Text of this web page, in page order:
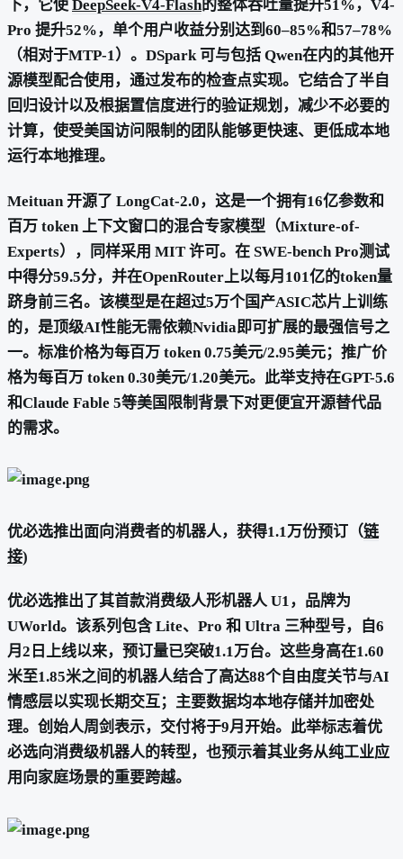
下，它使 DeepSeek-V4-Flash的整体吞吐量提升51%，V4-
Pro 提升52%，单个用户收益分别达到60–85%和57–78%
（相对于MTP-1）。DSpark 可与包括 Qwen在内的其他开
源模型配合使用，通过发布的检查点实现。它结合了半自
回归设计以及根据置信度进行的验证规划，减少不必要的
计算，使受美国访问限制的团队能够更快速、更低成本地
运行本地推理。
Meituan 开源了 LongCat-2.0，这是一个拥有16亿参数和
百万 token 上下文窗口的混合专家模型（Mixture-of-
Experts），同样采用 MIT 许可。在 SWE-bench Pro测试
中得分59.5分，并在OpenRouter上以每月101亿的token量
跻身前三名。该模型是在超过5万个国产ASIC芯片上训练
的，是顶级AI性能无需依赖Nvidia即可扩展的最强信号之
一。标准价格为每百万 token 0.75美元/2.95美元；推广价
格为每百万 token 0.30美元/1.20美元。此举支持在GPT-5.6
和Claude Fable 5等美国限制背景下对更便宜开源替代品
的需求。
优必选推出面向消费者的机器人，获得1.1万份预订（链
接)
优必选推出了其首款消费级人形机器人 U1，品牌为
UWorld。该系列包含 Lite、Pro 和 Ultra 三种型号，自6
月2日上线以来，预订量已突破1.1万台。这些身高在1.60
米至1.85米之间的机器人结合了高达88个自由度关节与AI
情感层以实现长期交互；主要数据均本地存储并加密处
理。创始人周剑表示，交付将于9月开始。此举标志着优
必选向消费级机器人的转型，也预示着其业务从纯工业应
用向家庭场景的重要跨越。